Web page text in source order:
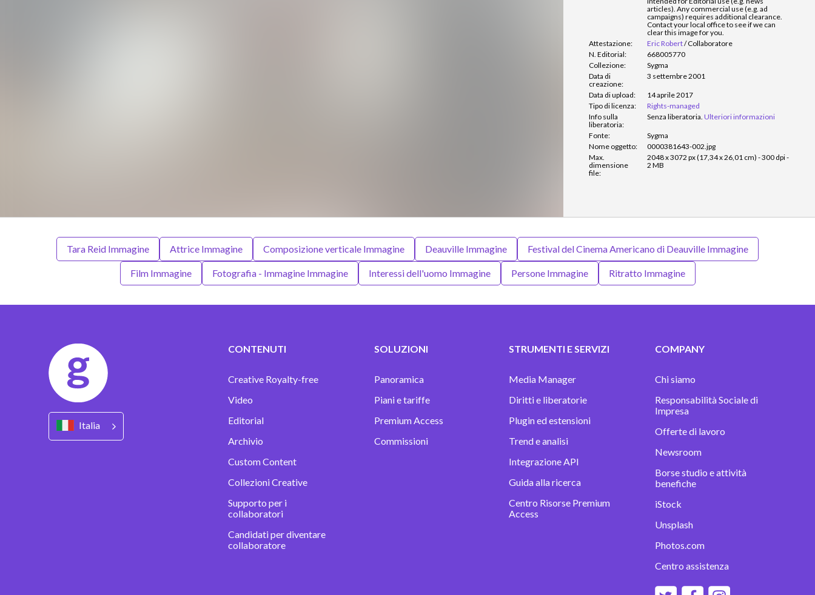
articles). Any commercial use (e.g. ad
campaigns) requires additional clearance.
Contact your local office to see if we can
clear this image for you.
Attestazione:
Eric Robert/Collaboratore
N. Editorial:
668005770
Collezione:
Sygma
Data di
creazione:
3 settembre 2001
Data di upload:
14 aprile 2017
Tipo di licenza:
Rights-managed
Info sulla
liberatoria:
Senza liberatoria. Ulteriori informazioni
Fonte:
Sygma
Nome oggetto:
0000381643-002.jpg
Max.
dimensione
file:
2048 x 3072 px (17,34 x 26,01 cm) - 300 dpi -
2 MB
Tara Reid Immagine Attrice Immagine Composizione verticale Immagine Deauville Immagine Festival del Cinema Americano di Deauville Immagine
Film Immagine Fotografia - Immagine Immagine Interessi dell'uomo Immagine Persone Immagine Ritratto Immagine
Italia
CONTENUTI
Creative Royalty-free
Video
Editorial
Archivio
Custom Content
Collezioni Creative
Supporto per i
collaboratori
Candidati per diventare
collaboratore
SOLUZIONI
Panoramica
Piani e tariffe
Premium Access
Commissioni
STRUMENTI E SERVIZI
Media Manager
Diritti e liberatorie
Plugin ed estensioni
Trend e analisi
Integrazione API
Guida alla ricerca
Centro Risorse Premium
Access
COMPANY
Chi siamo
Responsabilità Sociale di
Impresa
Offerte di lavoro
Newsroom
Borse studio e attività
benefiche
iStock
Unsplash
Photos.com
Centro assistenza